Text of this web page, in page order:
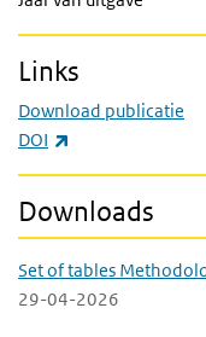
Links
Download publicatie
DOI
Downloads
Set of tables
29-04-2026